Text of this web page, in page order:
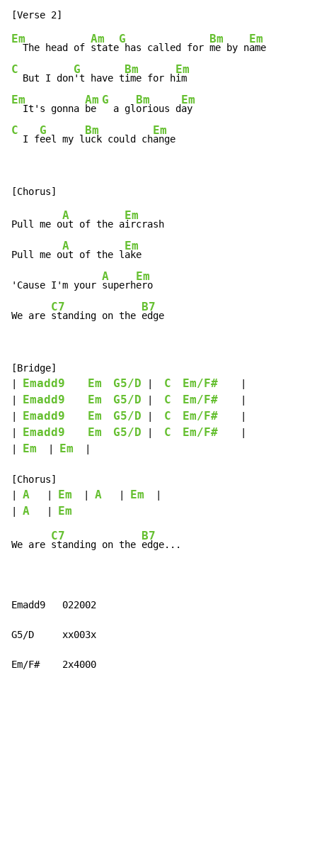
Em
  The head of
Am
state
G
has called for
Bm
me by n
Em
C
  But I don
G
't have t
Bm
ime for h
Em
Em
  It's gonna
Am
be
G
  a gl
Bm
orious d
Em
C
  I f
G
eel my l
Bm
uck could ch
Em
ange
Pull me o
A
ut of the a
Em
ircrash
Pull me o
A
ut of the l
Em
ake
'Cause I'm your
A
superh
Em
ero
We are
C7
standing on the
B7
edge
[Bridge]
Emadd9 Em G5/D C Em/F#
Emadd9 Em G5/D C Em/F#
Emadd9 Em G5/D C Em/F#
Emadd9 Em G5/D C Em/F#
Em Em
[Chorus]
A Em A Em
A Em
We are
C7
standing on the
B7
edge...
Emadd9   022002
G5/D     xx003x
Em/F#    2x4000